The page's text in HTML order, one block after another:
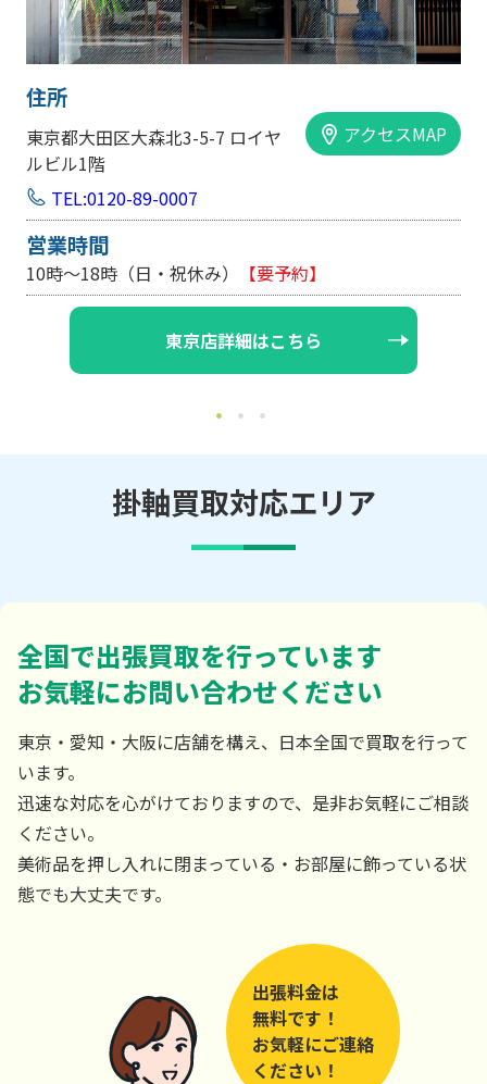
住所
大阪市中央区内平野町1-1-5 西大
手前ビル103号
アクセスMAP
TEL:0120-89-0007
営業時間
10時～18時（日・祝休み/土曜は不定休）
大阪店詳細はこちら
掛軸買取対応エリア
全国で出張買取を行っています
お気軽にお問い合わせください
東京・愛知・大阪に店舗を構え、日本全国で買取を行って
います。
迅速な対応を心がけておりますので、是非お気軽にご相談
ください。
美術品を押し入れに閉まっている・お部屋に飾っている状
態でも大丈夫です。
出張料金は
無料です！
お気軽にご連絡
ください！